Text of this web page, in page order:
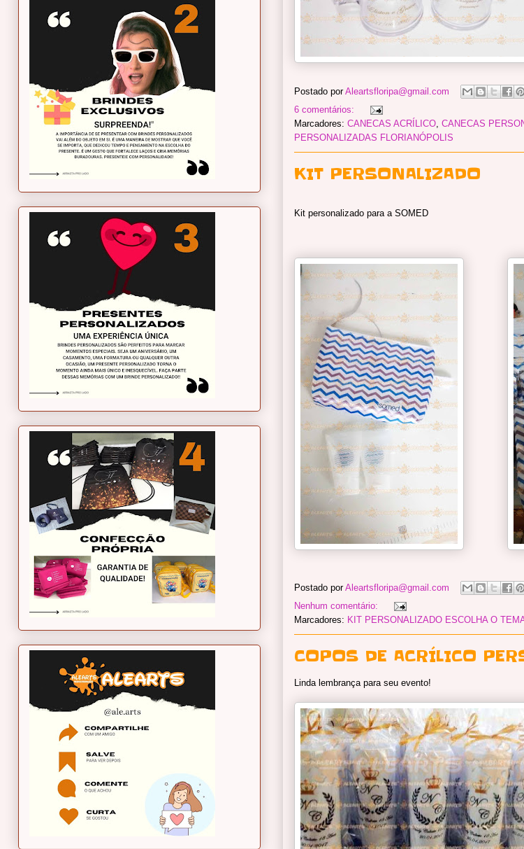
Postado porAleartsfloripa@gmail.com
6 comentários:
Marcadores: CANECAS ACRÍLICO, CANECAS
PERSONALIZADAS FLORIANÓPOLIS
KIT PERSONALIZADO
Kit personalizado para a SOMED
Postado porAleartsfloripa@gmail.com
Nenhum comentário:
Marcadores: KIT PERSONALIZADO ESCOLHA O
COPOS DE ACRÍLICO
Linda lembrança para seu evento!